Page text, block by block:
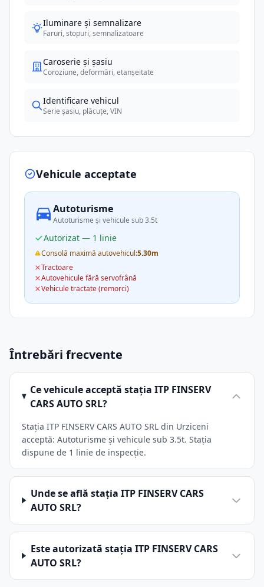
Iluminare și semnalizare
Faruri, stopuri, semnalizatoare
Caroserie și șasiu
Coroziune, deformări, etanșeitate
Identificare vehicul
Serie șasiu, plăcuțe, VIN
Vehicule acceptate
Autoturisme
Autoturisme și vehicule sub 3.5t
Autorizat — 1 linie
Consolă maximă autovehicul:5.30m
Tractoare
Autovehicule fără servofrână
Vehicule tractate (remorci)
Întrebări frecvente
Ce vehicule acceptă stația ITP FINSERV
CARS AUTO SRL?
Stația ITP FINSERV CARS AUTO SRL din Urziceni
acceptă: Autoturisme și vehicule sub 3.5t. Stația
dispune de 1 linie de inspecție.
Unde se află stația ITP FINSERV CARS
AUTO SRL?
Este autorizată stația ITP FINSERV CARS
AUTO SRL?